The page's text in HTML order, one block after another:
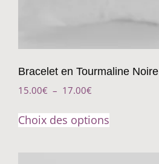
Bracelet en Tourmaline Noire
15.00€ – 17.00€
Choix des options